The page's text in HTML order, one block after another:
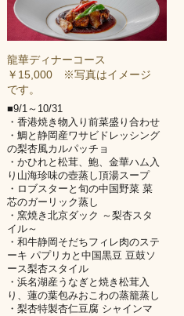
龍華ディナーコース
￥15,000 ※写真はイメージ
です。
■9/1～10/31
・香港焼き物入り前菜盛り合わせ
・鯛と静岡産ワサビドレッシング
の梨杏風カルパッチョ
・かひれと松茸、鮑、金華ハム入
り山海珍味の壺蒸し頂湯スープ
・ロブスターと旬の中国野菜 菜
芯のガーリック蒸し
・窯焼き北京ダック ～梨杏スタ
イル～
・和牛静岡そだちフィレ肉のステ
ーキ パプリカと中国黒豆 豆鼓ソ
ース梨杏スタイル
・浜名湖産うなぎと焼き松茸入
り、蓮の葉包みおこわの蒸籠蒸し
・梨杏特製杏仁豆腐 シャインマ